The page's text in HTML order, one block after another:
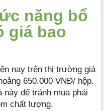
năng bổ
giá bao
nay trên thị trường giá
650.000 VNĐ/ hộp.
này để tránh mua phải
chất lượng.